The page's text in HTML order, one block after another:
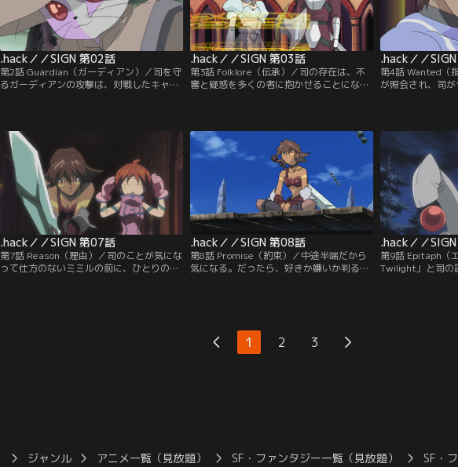
.hack／／SIGN 第02話
第2話 Guardian（ガーディアン）／司を守
るガーディアンの攻撃は、対戦したキャラ
に入り、ゲーム世界の秩序を守る「紅衣の
騎士団」は、その原因となった司を追い求
める。一方、司は猫の姿のキャラクター・
マハに導かれて…。
.hack／／SIGN 第03話
第3話 Folklore（伝承）／司の存在は、不
審と疑惑を多くの者に抱かせることになっ
World」にはなかったガーディアンの出現
が、噂の域から出なかった隠しアイテムの
存在を、再び浮かび上がらせる。
.hack／／
第4話 Wanted（
が照会され、司
その真実を知る
との関連を知る
に対し司との対
.hack／／SIGN 第07話
第7話 Reason（理由）／司のことが気にな
って仕方のないミミルの前に、ひとりのプ
.hack／／SIGN 第08話
第8話 Promise（約束）／中途半端だから
気になる。だったら、好きか嫌いか判るま
くれることを信じて。
.hack／／
第9話 Epitaph（
Twilight」と司の
1 2 3
ジャンル アニメ一覧（見放題） SF・ファンタジー一覧（見放題） SF・